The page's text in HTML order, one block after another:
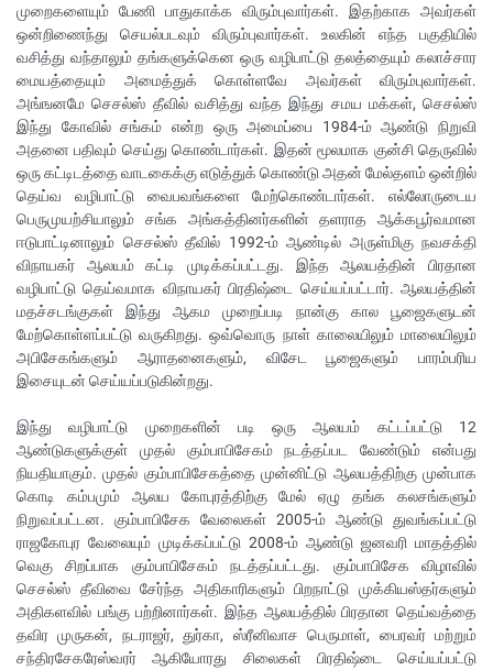
முறைகளையும் பேணி பாதுகாக்க விரும்புவார்கள். இதற்காக அவர்கள்
ஒன்றிணைந்து செயல்படவும் விரும்புவார்கள். உலகின் எந்த பகுதியில்
வசித்து வந்தாலும் தங்களுக்கென ஒரு வழிபாட்டு தலத்தையும் கலாச்சார
மையத்தையும் அமைத்துக் கொள்ளவே அவர்கள் விரும்புவார்கள்.
அங்ஙனமே செசல்ஸ் தீவில் வசித்து வந்த இந்து சமய மக்கள், செசல்ஸ்
இந்து கோவில் சங்கம் என்ற ஒரு அமைப்பை 1984-ம் ஆண்டு நிறுவி
அதனை பதிவும் செய்து கொண்டார்கள். இதன் மூலமாக குன்சி தெருவில்
ஒரு கட்டிடத்தை வாடகைக்கு எடுத்துக் கொண்டு அதன் மேல்தளம் ஒன்றில்
தெய்வ வழிபாட்டு வைபவங்களை மேற்கொண்டார்கள். எல்லோருடைய
பெருமுயற்சியாலும் சங்க அங்கத்தினர்களின் தளராத ஆக்கபூர்வமான
ஈடுபாட்டினாலும் செசல்ஸ் தீவில் 1992-ம் ஆண்டில் அருள்மிகு நவசக்தி
விநாயகர் ஆலயம் கட்டி முடிக்கப்பட்டது. இந்த ஆலயத்தின் பிரதான
வழிபாட்டு தெய்வமாக விநாயகர் பிரதிஷ்டை செய்யப்பட்டார். ஆலயத்தின்
மதச்சடங்குகள் இந்து ஆகம முறைப்படி நான்கு கால பூஜைகளுடன்
மேற்கொள்ளப்பட்டு வருகிறது. ஒவ்வொரு நாள் காலையிலும் மாலையிலும்
அபிசேகங்களும் ஆராதனைகளும், விசேட பூஜைகளும் பாரம்பரிய
இசையுடன் செய்யப்படுகின்றது.
இந்து வழிபாட்டு முறைகளின் படி ஒரு ஆலயம் கட்டப்பட்டு 12
ஆண்டுகளுக்குள் முதல் கும்பாபிசேகம் நடத்தப்பட வேண்டும் என்பது
நியதியாகும். முதல் கும்பாபிசேகத்தை முன்னிட்டு ஆலயத்திற்கு முன்பாக
கொடி கம்பமும் ஆலய கோபுரத்திற்கு மேல் ஏழு தங்க கலசங்களும்
நிறுவப்பட்டன. கும்பாபிசேக வேலைகள் 2005-ம் ஆண்டு துவங்கப்பட்டு
ராஜகோபுர வேலையும் முடிக்கப்பட்டு 2008-ம் ஆண்டு ஜனவரி மாதத்தில்
வெகு சிறப்பாக கும்பாபிசேகம் நடத்தப்பட்டது. கும்பாபிசேக விழாவில்
செசல்ஸ் தீவிவை சேர்ந்த அதிகாரிகளும் பிறநாட்டு முக்கியஸ்தர்களும்
அதிகளவில் பங்கு பற்றினார்கள். இந்த ஆலயத்தில் பிரதான தெய்வத்தை
தவிர முருகன், நடராஜர், துர்கா, ஸ்ரீனிவாச பெருமாள், பைரவர் மற்றும்
சந்திரசேகரேஸ்வரர் ஆகியோரது சிலைகள் பிரதிஷ்டை செய்யப்பட்டு